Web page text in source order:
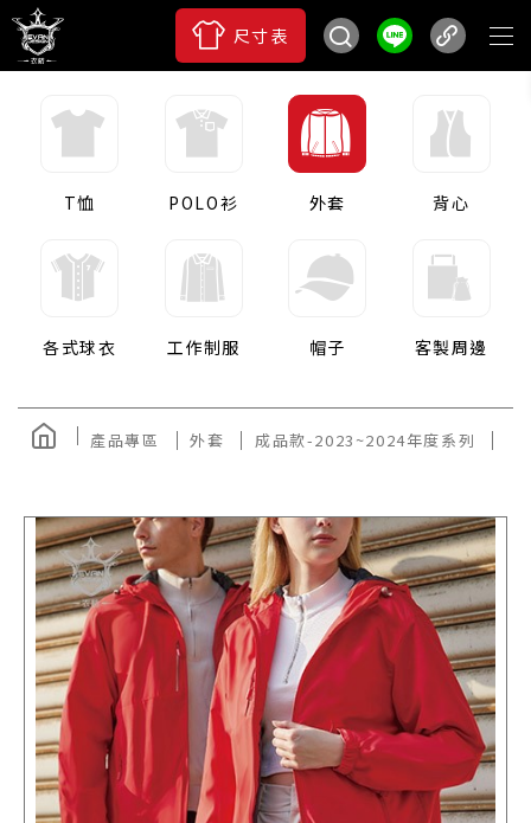
尺寸表
T恤 POLO衫 外套 背心
各式球衣 工作制服 帽子 客製周邊
產品專區 外套 成品款-2023~2024年度系列